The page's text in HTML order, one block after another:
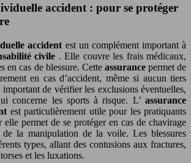
accident : pour se protéger
accident est un complément important à
civile . Elle couvre les frais médicaux,
en cas de blessure. Cette assurance permet de
en cas d’accident, même si aucun tiers
de vérifier les exclusions éventuelles,
concerne les sports à risque. L’ assurance
est particulièrement utile pour les pratiquants
elle permet de se protéger en cas de chavirage
la manipulation de la voile. Les blessures
types, allant des contusions aux fractures,
et les luxations.